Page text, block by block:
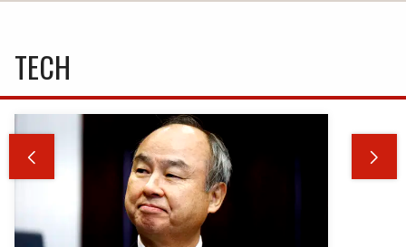
TECH
 